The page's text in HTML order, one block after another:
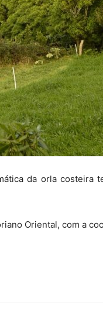
da orla costeira
Oriental, com a